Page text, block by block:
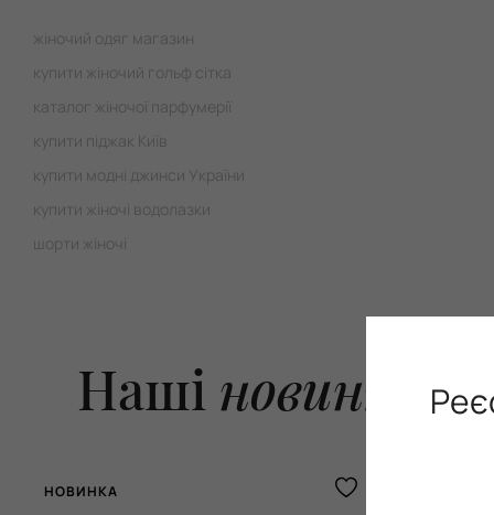
жіночий одяг магазин
купити жіночий гольф сітка
каталог жіночої парфумерії
купити піджак Київ
купити модні джинси України
купити жіночі водолазки
шорти жіночі
Наші новинки
НОВИНКА